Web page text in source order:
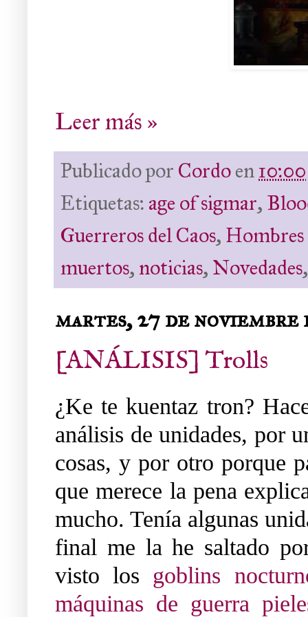
Leer más »
Publicado por Cordoen10:00
Etiquetas: age of sigmar,
Guerreros del Caos,
muertos,noticias, Novedades
martes, 27 de noviembre
[ANÁLISIS] Trolls
¿Ke te kuentaz tron?
análisis de unidades, por
cosas, y por otro porque
que merece la pena
mucho. Tenía algunas
final me la he saltado
visto los goblins
máquinas de guerra